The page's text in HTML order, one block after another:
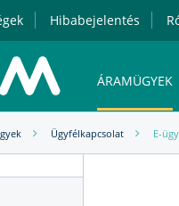
Hibabejelentés
ÁRAMÜGYEK
MVM NEXT
Ügyfélkapcsolat E-